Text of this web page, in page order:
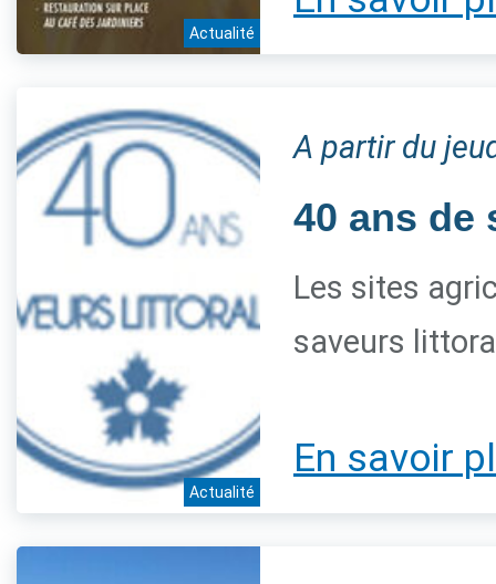
Actualité
Actualité
A partir du
40 ans de
Les sites
saveurs
En savoir